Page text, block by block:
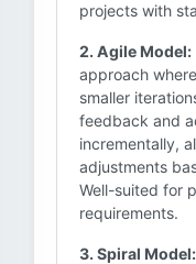
projects with
2. Agile Model:
approach
smaller
feedback and
incrementally,
adjustments
Well-suited for
requirements.
3. Spiral Model: